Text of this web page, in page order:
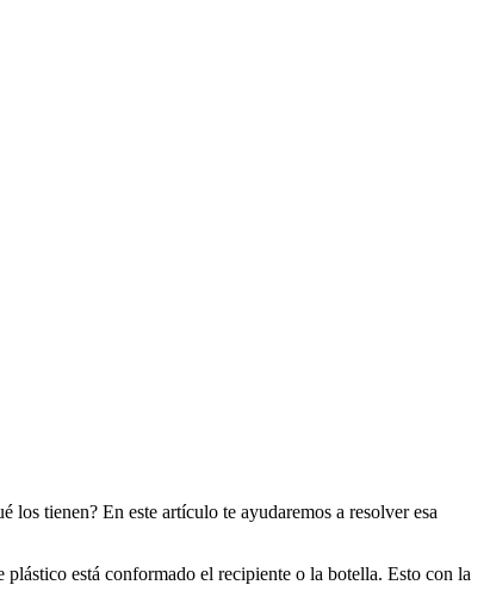
los tienen? En este artículo te ayudaremos a resolver esa
está conformado el recipiente o la botella. Esto con la